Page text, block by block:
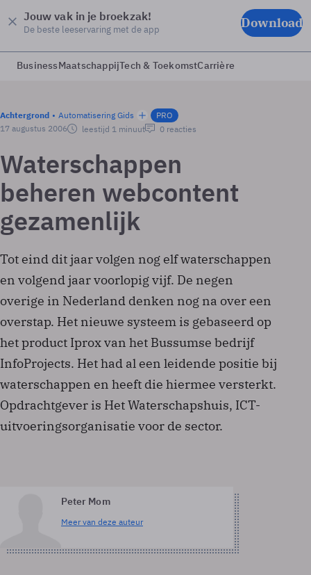
Jouw vak in je broekzak!
De beste leeservaring met de app Download
BusinessMaatschappijTech & ToekomstCarrière
Achtergrond Automatisering Gids
PRO
17 augustus 2006
leestijd 1 minuut 0 reacties
Waterschappen
beheren webcontent
gezamenlijk
Tot eind dit jaar volgen nog elf waterschappen
en volgend jaar voorlopig vijf. De negen
overige in Nederland denken nog na over een
overstap. Het nieuwe systeem is gebaseerd op
het product Iprox van het Bussumse bedrijf
InfoProjects. Het had al een leidende positie bij
waterschappen en heeft die hiermee versterkt.
Opdrachtgever is Het Waterschapshuis, ICT-
uitvoeringsorganisatie voor de sector.
Peter Mom
Meer van deze auteur